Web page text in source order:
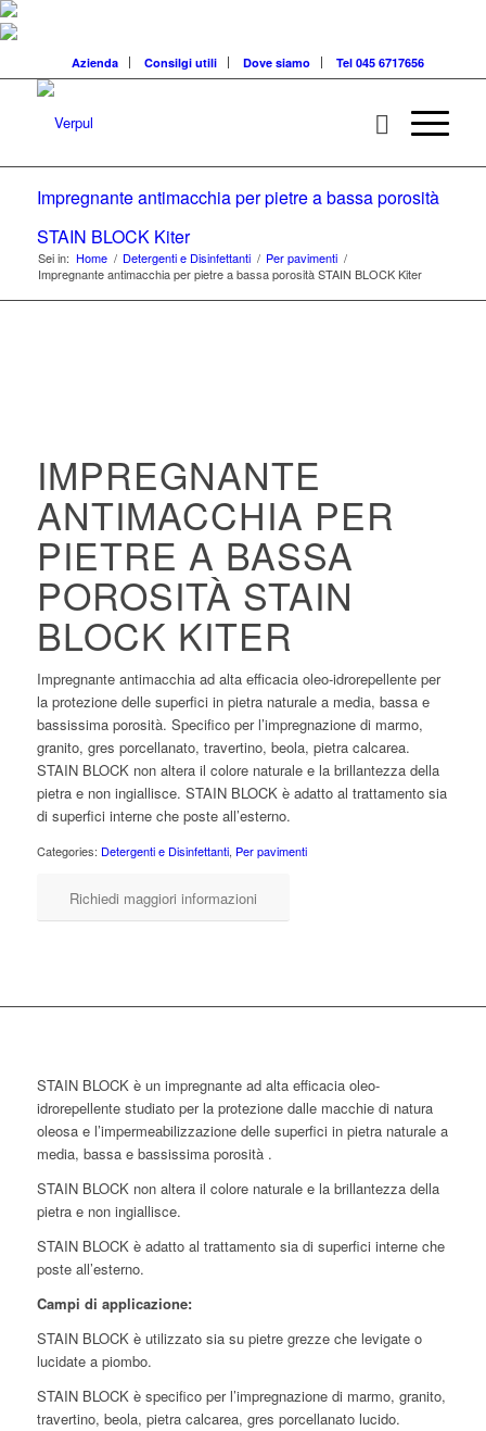
Azienda Consilgi utili Dove siamo Tel 045 6717656
Impregnante antimacchia per pietre a bassa porosità
STAIN BLOCK Kiter
Sei in: Home / Detergenti e Disinfettanti / Per pavimenti /
Impregnante antimacchia per pietre a bassa porosità STAIN BLOCK Kiter
IMPREGNANTE
ANTIMACCHIA PER
PIETRE A BASSA
POROSITÀ STAIN
BLOCK KITER
Impregnante antimacchia ad alta efficacia oleo-idrorepellente per
la protezione delle superfici in pietra naturale a media, bassa e
bassissima porosità. Specifico per l’impregnazione di marmo,
granito, gres porcellanato, travertino, beola, pietra calcarea.
STAIN BLOCK non altera il colore naturale e la brillantezza della
pietra e non ingiallisce. STAIN BLOCK è adatto al trattamento sia
di superfici interne che poste all’esterno.
Categories: Detergenti e Disinfettanti, Per pavimenti
Richiedi maggiori informazioni
STAIN BLOCK è un impregnante ad alta efficacia oleo-
idrorepellente studiato per la protezione dalle macchie di natura
oleosa e l’impermeabilizzazione delle superfici in pietra naturale a
media, bassa e bassissima porosità .
STAIN BLOCK non altera il colore naturale e la brillantezza della
pietra e non ingiallisce.
STAIN BLOCK è adatto al trattamento sia di superfici interne che
poste all’esterno.
Campi di applicazione:
STAIN BLOCK è utilizzato sia su pietre grezze che levigate o
lucidate a piombo.
STAIN BLOCK è specifico per l’impregnazione di marmo, granito,
travertino, beola, pietra calcarea, gres porcellanato lucido.